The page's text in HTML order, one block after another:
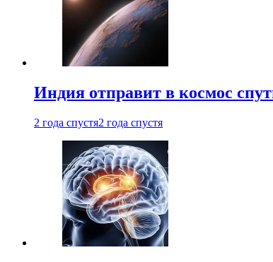
Индия отправит в космос
2 года спустя2 года спустя